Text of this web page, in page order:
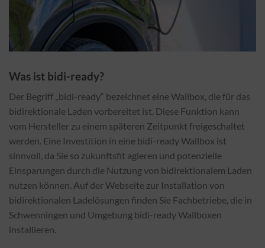
Was ist bidi-ready?
Der Begriff „bidi-ready“ bezeichnet eine Wallbox, die für das
bidirektionale Laden vorbereitet ist. Diese Funktion kann
vom Hersteller zu einem späteren Zeitpunkt freigeschaltet
werden. Eine Investition in eine bidi-ready Wallbox ist
sinnvoll, da Sie so zukunftsfit agieren und potenzielle
Einsparungen durch die Nutzung von bidirektionalem Laden
nutzen können. Auf der Webseite zur Installation von
bidirektionalen Ladelösungen finden Sie Fachbetriebe, die in
Schwenningen und Umgebung bidi-ready Wallboxen
installieren.